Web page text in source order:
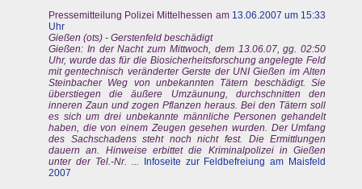
Pressemitteilung Polizei Mittelhessen am 13.06.2007 um 15:33
Uhr
Gießen (ots) - Gerstenfeld beschädigt
Gießen: In der Nacht zum Mittwoch, dem 13.06.07, gg. 02:50
Uhr, wurde das für die Biosicherheitsforschung angelegte Feld
mit gentechnisch veränderter Gerste der UNI Gießen im Alten
Steinbacher Weg von unbekannten Tätern beschädigt. Sie
überstiegen die äußere Umzäunung, durchschnitten den
inneren Zaun und zogen Pflanzen heraus. Bei den Tätern soll
es sich um drei unbekannte männliche Personen gehandelt
haben, die von einem Zeugen gesehen wurden. Der Umfang
des Sachschadens steht noch nicht fest. Die Ermittlungen
dauern an. Hinweise erbittet die Kriminalpolizei in Gießen
unter der Tel.-Nr. ...
Infoseite zur Feldbefreiung am Maisfeld
2007